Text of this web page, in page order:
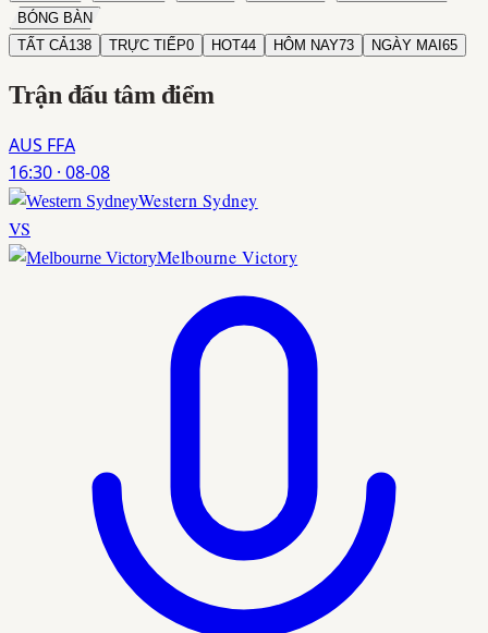
BÓNG BÀN
TẤT CẢ138 TRỰC TIẾP0 HOT44 HÔM NAY73 NGÀY MAI 65
Trận đấu tâm điểm
AUS FFA
16:30 · 08-08
Western Sydney
VS
Melbourne Victory